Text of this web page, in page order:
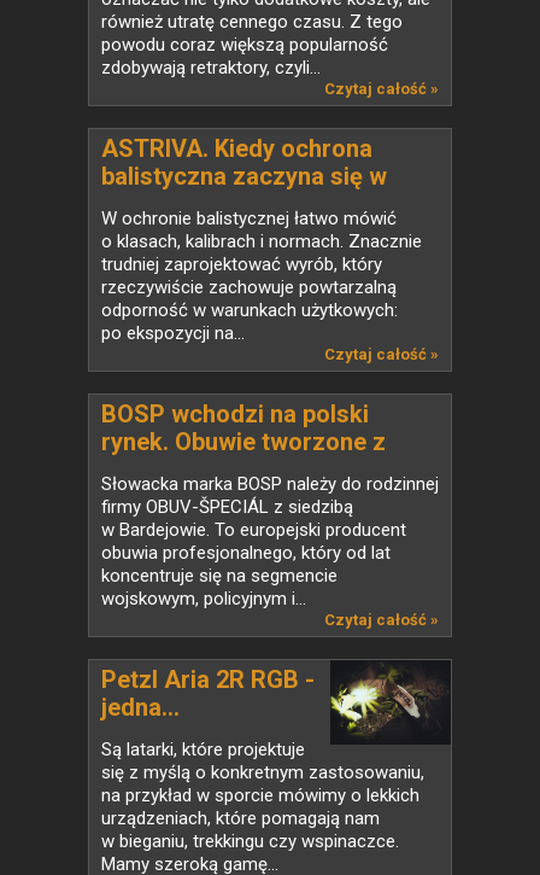
również utratę cennego czasu. Z tego
powodu coraz większą popularność
zdobywają retraktory, czyli...
Czytaj całość »
ASTRIVA. Kiedy ochrona
balistyczna zaczyna się w
laboratorium
W ochronie balistycznej łatwo mówić
o klasach, kalibrach i normach. Znacznie
trudniej zaprojektować wyrób, który
rzeczywiście zachowuje powtarzalną
odporność w warunkach użytkowych:
po ekspozycji na...
Czytaj całość »
BOSP wchodzi na polski
rynek. Obuwie tworzone z
jednostkami specjalnymi
Słowacka marka BOSP należy do rodzinnej
firmy OBUV-ŠPECIÁL z siedzibą
w Bardejowie. To europejski producent
obuwia profesjonalnego, który od lat
koncentruje się na segmencie
wojskowym, policyjnym i...
Czytaj całość »
Petzl Aria 2R RGB -
jedna...
Są latarki, które projektuje
się z myślą o konkretnym zastosowaniu,
na przykład w sporcie mówimy o lekkich
urządzeniach, które pomagają nam
w bieganiu, trekkingu czy wspinaczce.
Mamy szeroką gamę...